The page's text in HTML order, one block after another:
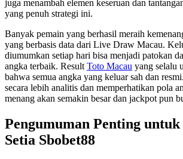
juga menambah elemen keseruan dan
yang penuh strategi ini.
Banyak pemain yang berhasil meraih
yang berbasis data dari Live Draw Macau.
diumumkan setiap hari bisa menjadi patokan
angka terbaik. Result Toto Macau yang selalu
bahwa semua angka yang keluar sah dan
secara lebih analitis dan memperhatikan pola
menang akan semakin besar dan jackpot pun
Pengumuman Penting untuk
Setia Sbobet88